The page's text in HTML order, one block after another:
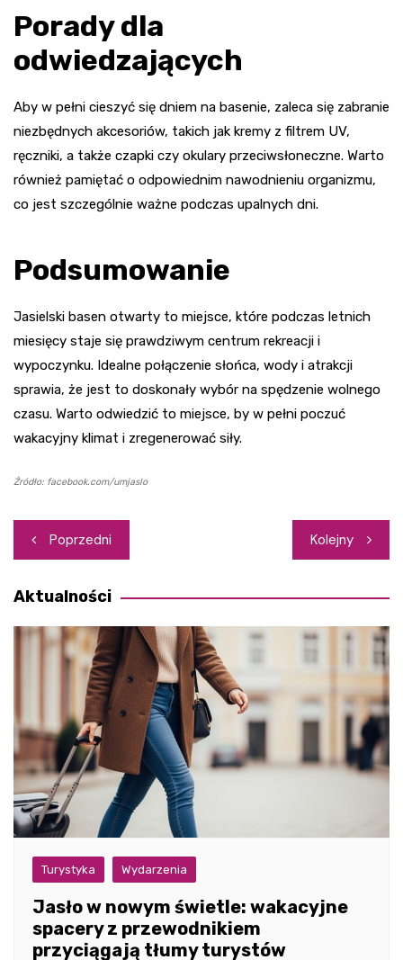
Porady dla
odwiedzających
Aby w pełni cieszyć się dniem na basenie, zaleca się zabranie
niezbędnych akcesoriów, takich jak kremy z filtrem UV,
ręczniki, a także czapki czy okulary przeciwsłoneczne. Warto
również pamiętać o odpowiednim nawodnieniu organizmu,
co jest szczególnie ważne podczas upalnych dni.
Podsumowanie
Jasielski basen otwarty to miejsce, które podczas letnich
miesięcy staje się prawdziwym centrum rekreacji i
wypoczynku. Idealne połączenie słońca, wody i atrakcji
sprawia, że jest to doskonały wybór na spędzenie wolnego
czasu. Warto odwiedzić to miejsce, by w pełni poczuć
wakacyjny klimat i zregenerować siły.
Źródło: facebook.com/umjaslo
Nawigacja
wpisu
Poprzedni Kolejny
Aktualności
Turystyka Wydarzenia
Jasło w nowym świetle: wakacyjne
spacery z przewodnikiem
przyciągają tłumy turystów